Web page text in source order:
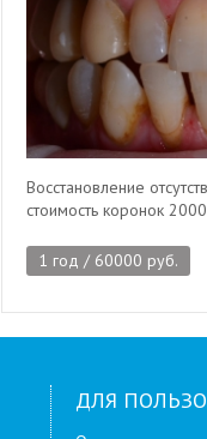
Восстановление
стоимость коронок
1 год / 60000 руб.
ДЛЯ